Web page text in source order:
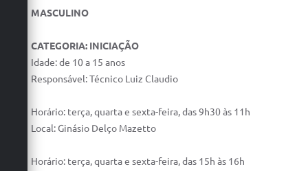
MASCULINO
CATEGORIA: INICIAÇÃO
Idade: de 10 a 15 anos
Responsável: Técnico Luiz Claudio
Horário: terça, quarta e sexta-feira, das 9h30 às 11h
Local: Ginásio Delço Mazetto
Horário: terça, quarta e sexta-feira, das 15h às 16h